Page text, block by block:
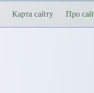
Карта сайту Про